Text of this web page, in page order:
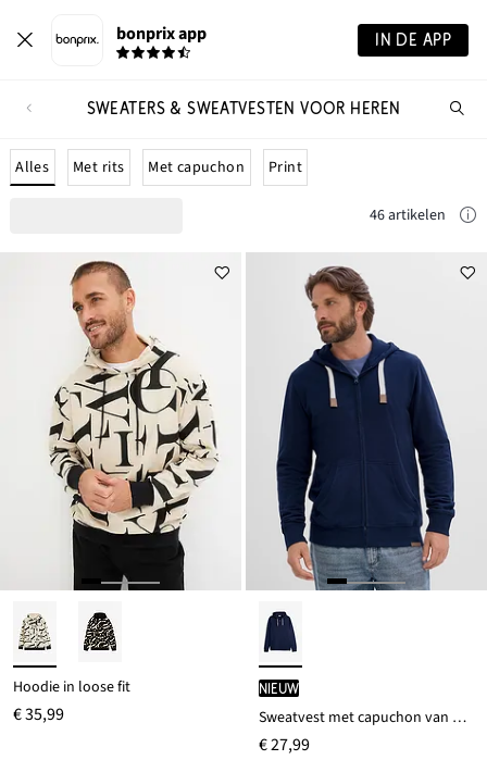
bonprix app IN DE APP
SWEATERS & SWEATVESTEN VOOR HEREN
Alles Met rits Met capuchon Print
46 artikelen
Hoodie in loose fit
€ 35,99
Nieuw
Sweatvest met capuchon van puur katoen
€ 27,99